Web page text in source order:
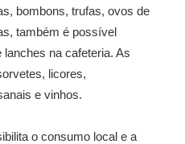
bombons, trufas, ovos de
também é possível
na cafeteria. As
licores,
e vinhos.
o consumo local e a